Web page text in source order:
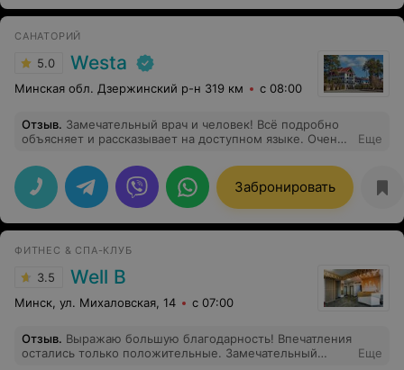
после тренировки порхала, как бабочка. Всем
САНАТОРИЙ
5.0 Westa
Минская обл. Дзержинский р-н 319 км с 08:00
Отзыв. Замечательный врач и человек! Всё подробно
объясняет и рассказывает на доступном языке. Очень
возникнут вопросы, то буду обращаться только к ней!
Еще
Забронировать
ФИТНЕС & СПА-КЛУБ
3.5 Well B
Минск, ул. Михаловская, 14 с 07:00
Отзыв. Выражаю большую благодарность! Впечатления
остались только положительные. Замечательный
Еще